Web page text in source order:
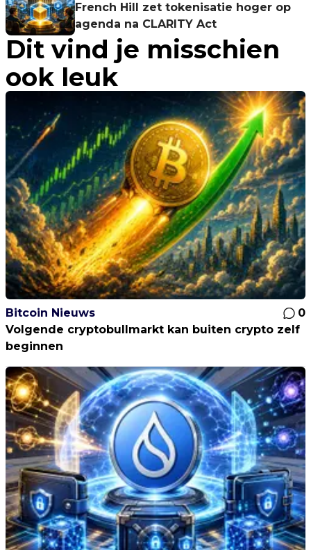
French Hill zet tokenisatie hoger op
agenda na CLARITY Act
Dit vind je misschien
ook leuk
Bitcoin Nieuws
0
Volgende cryptobullmarkt kan buiten crypto zelf
beginnen